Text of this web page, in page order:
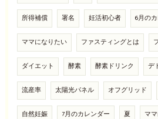
所得補償 署名 妊活初心者 6月の
ママになりたい ファスティングとは
ダイエット 酵素 酵素ドリンク デ
流産率 太陽光パネル オフグリッド
自然妊娠 7月のカレンダー 夏 マ